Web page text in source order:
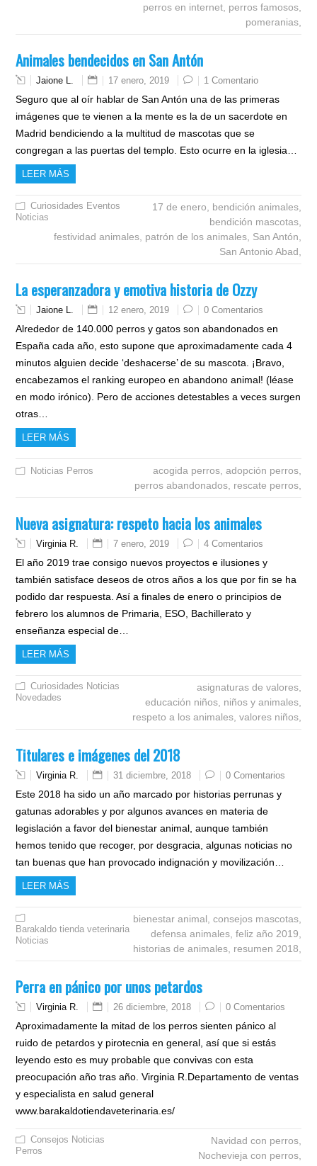
perros en internet, perros famosos,
pomeranias,
Animales bendecidos en San Antón
Jaione L. 17 enero, 2019 1 Comentario
Seguro que al oír hablar de San Antón una de las primeras
imágenes que te vienen a la mente es la de un sacerdote en
Madrid bendiciendo a la multitud de mascotas que se
congregan a las puertas del templo. Esto ocurre en la iglesia…
LEER MÁS
Curiosidades Eventos
Noticias
17 de enero,
bendición animales,
bendición mascotas,
festividad animales, patrón de los animales, San Antón,
San Antonio Abad,
La esperanzadora y emotiva historia de Ozzy
Jaione L. 12 enero, 2019 0 Comentarios
Alrededor de 140.000 perros y gatos son abandonados en
España cada año, esto supone que aproximadamente cada 4
minutos alguien decide ‘deshacerse’ de su mascota. ¡Bravo,
encabezamos el ranking europeo en abandono animal! (léase
en modo irónico). Pero de acciones detestables a veces surgen
otras…
LEER MÁS
Noticias Perros acogida perros, adopción perros,
perros abandonados, rescate perros,
Nueva asignatura: respeto hacia los animales
Virginia R. 7 enero, 2019 4 Comentarios
El año 2019 trae consigo nuevos proyectos e ilusiones y
también satisface deseos de otros años a los que por fin se ha
podido dar respuesta. Así a finales de enero o principios de
febrero los alumnos de Primaria, ESO, Bachillerato y
enseñanza especial de…
LEER MÁS
Curiosidades Noticias
Novedades
asignaturas de valores,
educación niños, niños y animales,
respeto a los animales, valores niños,
Titulares e imágenes del 2018
Virginia R. 31 diciembre, 2018 0 Comentarios
Este 2018 ha sido un año marcado por historias perrunas y
gatunas adorables y por algunos avances en materia de
legislación a favor del bienestar animal, aunque también
hemos tenido que recoger, por desgracia, algunas noticias no
tan buenas que han provocado indignación y movilización…
LEER MÁS
Barakaldo tienda veterinaria
Noticias
bienestar animal, consejos mascotas,
defensa animales, feliz año 2019,
historias de animales, resumen 2018,
Perra en pánico por unos petardos
Virginia R. 26 diciembre, 2018 0 Comentarios
Aproximadamente la mitad de los perros sienten pánico al
ruido de petardos y pirotecnia en general, así que si estás
leyendo esto es muy probable que convivas con esta
preocupación año tras año. Virginia R.Departamento de ventas
y especialista en salud general
www.barakaldotiendaveterinaria.es/
Consejos Noticias
Perros
Navidad con perros,
Nochevieja con perros,